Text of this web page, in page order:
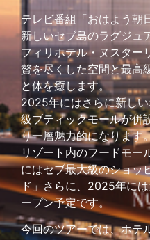
テレビ番組「おはよう朝
新しいセブ島のラグジュ
フィリホテル・ヌスター
贅を尽くした空間と最高
と体を癒します。
2025年にはさらに新し
級ブティックモールが併
り一層魅力的になります
リゾート内のフードモー
にはセブ最大級のショッ
ド」さらに、2025年に
ープン予定です。
今回のツアーでは、ホテ